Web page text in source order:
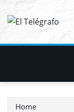
Home